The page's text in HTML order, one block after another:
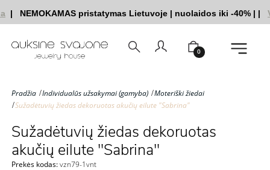
| NEMOKAMAS pristatymas Lietuvoje| nuolaidos iki -40%| |
0
Pradžia Individualūs užsakymai (gamyba)
Moteriški žiedai
Sužadėtuvių žiedas dekoruotas akučių eilute "Sabrina"
Sužadėtuvių žiedas dekoruotas
akučių eilute "Sabrina"
Prekės kodas:vzn79-1vnt